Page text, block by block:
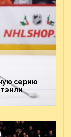
серию